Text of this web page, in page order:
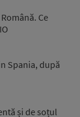
Ce
Spania, după
și de soțul